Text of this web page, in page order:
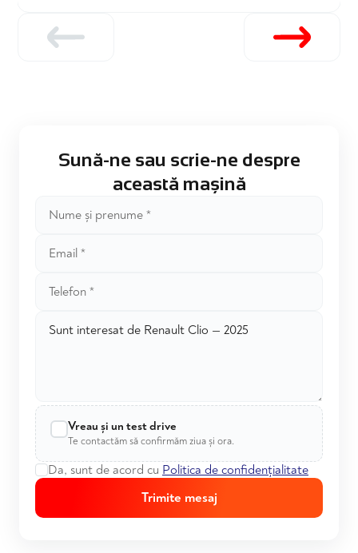
Sună-ne sau scrie-ne despre
această mașină
Vreau și un test drive
Te contactăm să confirmăm ziua și ora.
Da, sunt de acord cu Politica de confidențialitate
Trimite mesaj